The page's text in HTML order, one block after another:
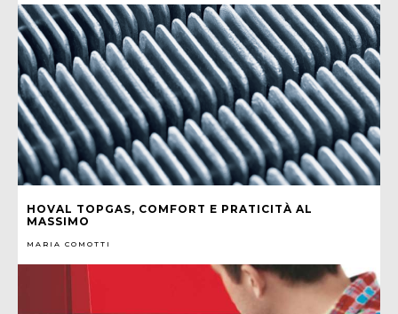
HOVAL TOPGAS, COMFORT E PRATICITÀ AL
MASSIMO
MARIA COMOTTI